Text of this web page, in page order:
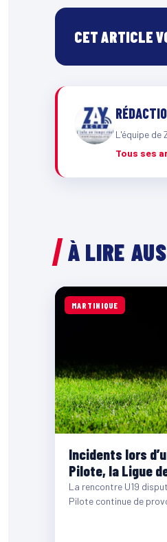
CET ARTICLE
L'équipe de
Tous ses
À LIRE
MARTINIQUE
Incidents lors
Pilote, la Ligue
La rencontre U19
Pilote continue de